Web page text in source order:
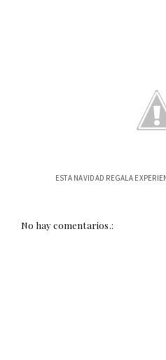
No hay comentarios.: